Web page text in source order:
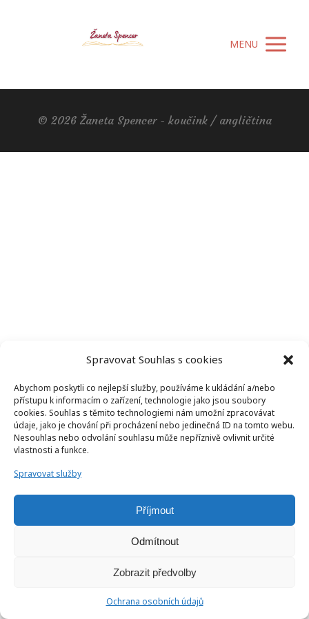
Spravovat Souhlas s cookies
Abychom poskytli co nejlepší služby, používáme k ukládání a/nebo
přístupu k informacím o zařízení, technologie jako jsou soubory
cookies. Souhlas s těmito technologiemi nám umožní zpracovávat
údaje, jako je chování při procházení nebo jedinečná ID na tomto webu.
Nesouhlas nebo odvolání souhlasu může nepříznivě ovlivnit určité
vlastnosti a funkce.
Spravovat služby
Příjmout
Odmítnout
Zobrazit předvolby
Ochrana osobních údajů
MENU
© 2026 Žaneta Spencer - koučink / angličtina